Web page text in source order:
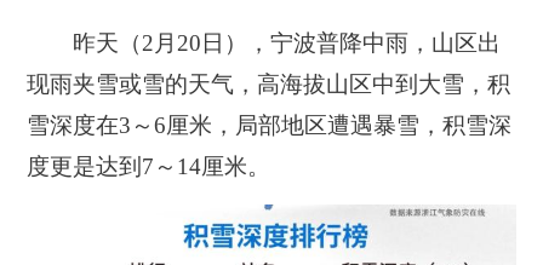
昨天（2月20日），宁波普降中雨，山区出
现雨夹雪或雪的天气，高海拔山区中到大雪，积
雪深度在3～6厘米，局部地区遭遇暴雪，积雪深
度更是达到7～14厘米。